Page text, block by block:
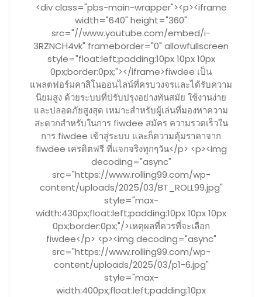
<div class="pbs-main-wrapper"><p><iframe
width="640" height="360"
src="//www.youtube.com/embed/i-
3RZNCH4vk" frameborder="0" allowfullscreen
style="float:left;padding:10px 10px 10px
0px;border:0px;"></iframe>fiwdee เป็น
แพลตฟอร์มคาสิโนออนไลน์ที่ครบวงจรและได้รับความ
นิยมสูง ด้วยระบบที่ปรับปรุงอย่างทันสมัย ใช้งานง่าย
และปลอดภัยสูงสุด เหมาะสำหรับผู้เล่นที่มองหาความ
สะดวกสำหรับในการ fiwdee สมัคร ความรวดเร็วใน
การ fiwdee เข้าสู่ระบบ และก็ความคุ้มราคาจาก
fiwdee เครดิตฟรี ที่แจกจริงทุกๆวัน</p> <p><img
decoding="async"
src="https://www.rolling99.com/wp-
content/uploads/2025/03/BT_ROLL99.jpg"
style="max-
width:430px;float:left;padding:10px 10px 10px
0px;border:0px;"/>เหตุผลที่ควรที่จะเลือก
fiwdee</p> <p><img decoding="async"
src="https://www.rolling99.com/wp-
content/uploads/2025/03/p1-6.jpg"
style="max-
width:400px;float:left;padding:10px